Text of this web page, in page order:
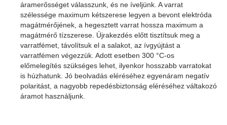
áramerősséget válasszunk, és ne íveljünk. A varrat
szélessége maximum kétszerese legyen a bevont elektróda
magátmérőjének, a hegesztett varrat hossza maximum a
magátmérő tízszerese. Újrakezdés előtt tisztítsuk meg a
varratfémet, távolítsuk el a salakot, az ívgyújtást a
varratfémen végezzük. Adott esetben 300 °C-os
előmelegítés szükséges lehet, ilyenkor hosszabb varratokat
is húzhatunk. Jó beolvadás eléréséhez egyenáram negatív
polaritást, a nagyobb repedésbiztonság eléréséhez váltakozó
áramot használjunk.